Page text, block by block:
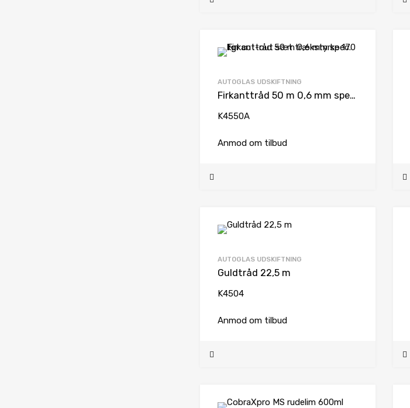
AUTOGLAS UDSKIFTNING
Firkanttråd 50 m 0,6 mm spec. for cut-out sæt trækstyrke 170 kg
K4550A
Anmod om tilbud
AUTOGLAS UDSKIFTNING
Guldtråd 22,5 m
K4504
Anmod om tilbud